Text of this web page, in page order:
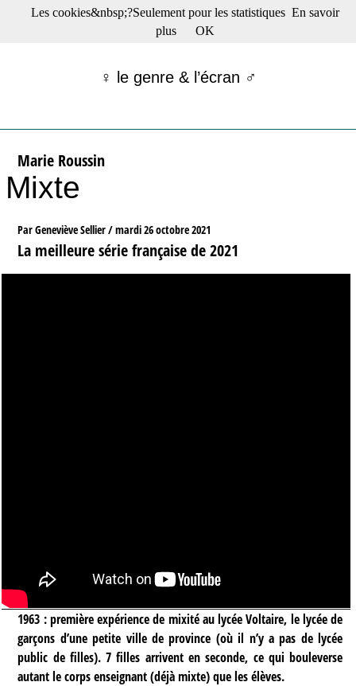
☰ Menu
Films récents
Tribunes
Bloc-notes
Archives
S’abonner à la Lettre !
♀ le genre & l’écran ♂
Marie Roussin
Mixte
Par Geneviève Sellier /mardi 26 octobre 2021
La meilleure série française de 2021
1963 : première expérience de mixité au lycée Voltaire, le lycée de
garçons d’une petite ville de province (où il n’y a pas de lycée
public de filles). 7 filles arrivent en seconde, ce qui bouleverse
autant le corps enseignant (déjà mixte) que les élèves.
Les cookies&nbsp;?Seulement pour les statistiques En savoir
plus
OK